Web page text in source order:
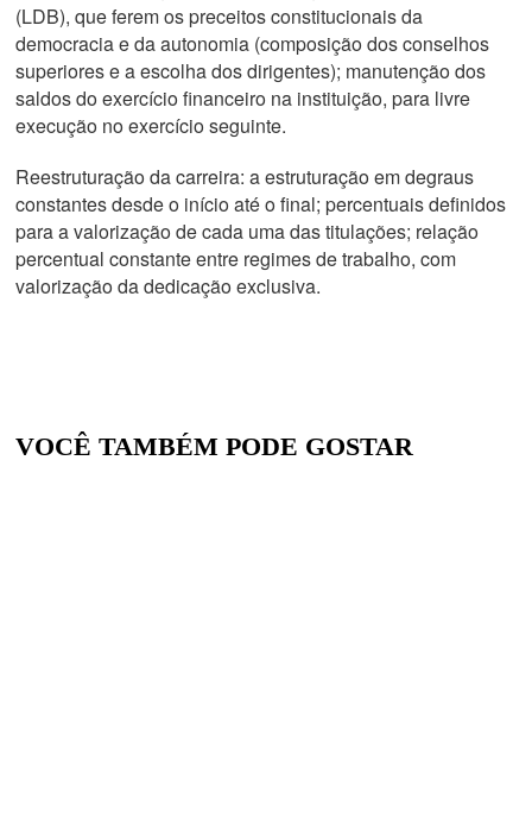
(LDB), que ferem os preceitos constitucionais da
democracia e da autonomia (composição dos conselhos
superiores e a escolha dos dirigentes); manutenção dos
saldos do exercício financeiro na instituição, para livre
execução no exercício seguinte.
Reestruturação da carreira: a estruturação em degraus
constantes desde o início até o final; percentuais definidos
para a valorização de cada uma das titulações; relação
percentual constante entre regimes de trabalho, com
valorização da dedicação exclusiva.
VOCÊ TAMBÉM PODE GOSTAR